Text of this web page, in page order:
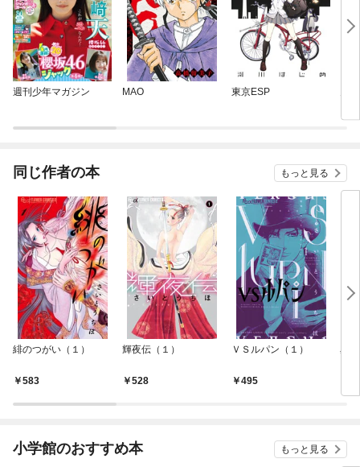
週刊少年マガジン MAO 東京ESP
同じ作者の本 もっと見る
緋のつがい（１）
583
輝夜伝（１）
528
ＶＳルパン（１）
495
星
小学館のおすすめ本 もっと見る